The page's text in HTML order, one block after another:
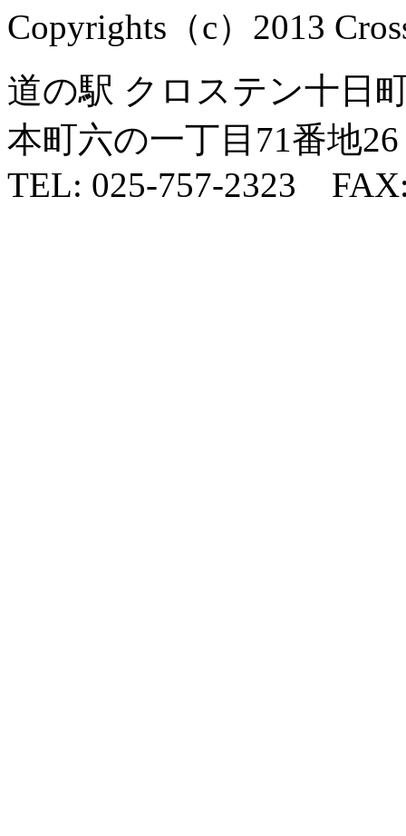
Copyrights（c）2013
道の駅 クロステン十日
本町六の一丁目71番地26
TEL: 025-757-2323